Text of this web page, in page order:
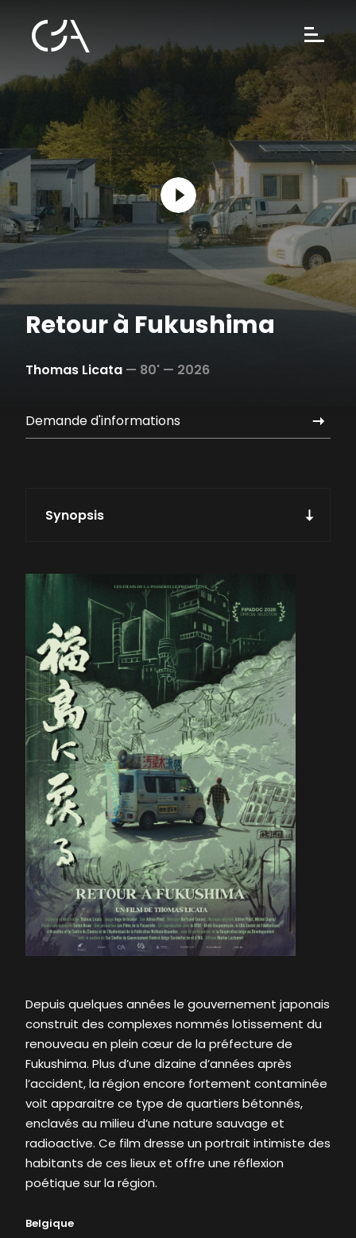
Retour à Fukushima
Thomas Licata — 80' — 2026
Demande d'informations
Synopsis
Depuis quelques années le gouvernement japonais
construit des complexes nommés lotissement du
renouveau en plein cœur de la préfecture de
Fukushima. Plus d’une dizaine d’années après
l’accident, la région encore fortement contaminée
voit apparaitre ce type de quartiers bétonnés,
enclavés au milieu d’une nature sauvage et
radioactive. Ce film dresse un portrait intimiste des
habitants de ces lieux et offre une réflexion
poétique sur la région.
Belgique